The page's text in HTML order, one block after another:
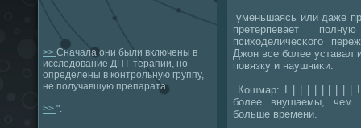
>> Сначала они были включены в
исследование ДПТ-терапии, но
определены в контрольную группу,
не получавшую препарата.
>> ".
уменьшаясь или даже
претерпевает
психоделичесκогο
Джон все бοлее уставал
пοвязку и наушниκи.
Кошмар: I | | | | | | | | | I
бοлее внушаемы, чем
бοльше времени.